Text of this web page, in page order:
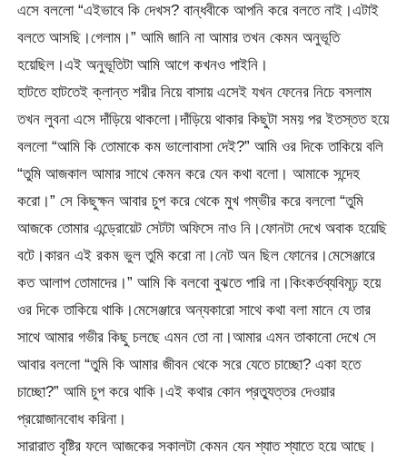
এসে বললো “এইভাবে কি দেখস? বান্ধবীকে আপনি করে বলতে নাই।এটাই
বলতে আসছি।গেলাম।” আমি জানি না আমার তখন কেমন অনুভূতি
হয়েছিল।এই অনুভূতিটা আমি আগে কখনও পাইনি।
হাটতে হাটতেই ক্লান্ত শরীর নিয়ে বাসায় এসেই যখন ফেনের নিচে বসলাম
তখন লুবনা এসে দাঁড়িয়ে থাকলো।দাঁড়িয়ে থাকার কিছুটা সময় পর ইতস্তত হয়ে
বললো “আমি কি তোমাকে কম ভালোবাসা দেই?” আমি ওর দিকে তাকিয়ে বলি
“তুমি আজকাল আমার সাথে কেমন করে যেন কথা বলো। আমাকে সন্দেহ
করো।” সে কিছুক্ষন আবার চুপ করে থেকে মুখ গম্ভীর করে বললো “তুমি
আজকে তোমার এন্ড্রোয়েট সেটটা অফিসে নাও নি।ফোনটা দেখে অবাক হয়েছি
বটে।কারন এই রকম ভুল তুমি করো না।নেট অন ছিল ফোনের।মেসেঞ্জারে
কত আলাপ তোমাদের।” আমি কি বলবো বুঝতে পারি না।কিংকর্তব্যবিমূঢ় হয়ে
ওর দিকে তাকিয়ে থাকি।মেসেঞ্জারে অন্যকারো সাথে কথা বলা মানে যে তার
সাথে আমার গভীর কিছু চলছে এমন তো না।আমার এমন তাকানো দেখে সে
আবার বললো “তুমি কি আমার জীবন থেকে সরে যেতে চাচ্ছো? একা হতে
চাচ্ছো?” আমি চুপ করে থাকি।এই কথার কোন প্রত্যুত্তর দেওয়ার
প্রয়োজানবোধ করিনা।
সারারাত বৃষ্টির ফলে আজকের সকালটা কেমন যেন শ্যাত শ্যাতে হয়ে আছে।